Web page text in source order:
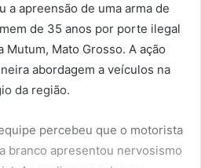
a apreensão de uma arma de
de 35 anos por porte ilegal
Mutum, Mato Grosso. A ação
abordagem a veículos na
da região.
percebeu que o motorista
branco apresentou nervosismo